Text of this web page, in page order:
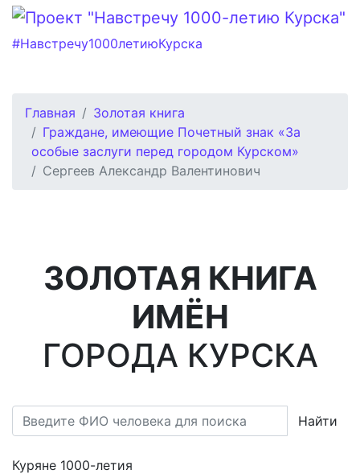
#Навстречу1000летиюКурска
Главная
Золотая книга
Граждане, имеющие Почетный знак «За
особые заслуги перед городом Курском»
Сергеев Александр Валентинович
ЗОЛОТАЯ КНИГА
ИМЁН
ГОРОДА КУРСКА
Найти
Куряне 1000-летия